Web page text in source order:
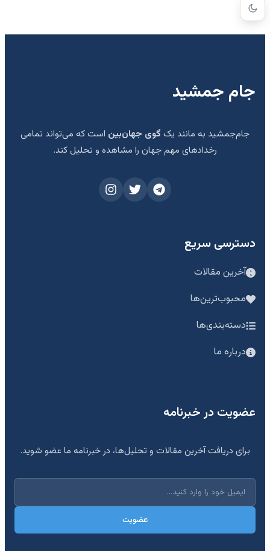
جام جمشید
جام‌جمشید به مانند یک گوی جهان‌بین است که می‌تواند تمامی
رخدادهای مهم جهان را مشاهده و تحلیل کند.
دسترسی سریع
آخرین مقالات
محبوب‌ترین‌ها
دسته‌بندی‌ها
درباره ما
عضویت در خبرنامه
برای دریافت آخرین مقالات و تحلیل‌ها، در خبرنامه ما عضو شوید.
عضویت